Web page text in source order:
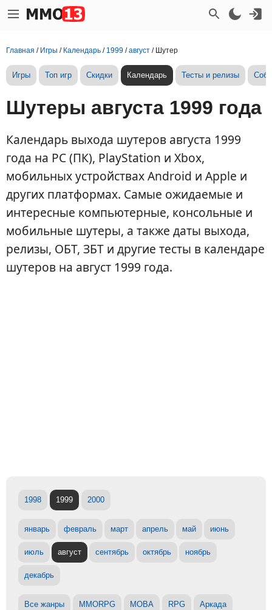
Главная / Игры / Календарь / 1999 /август / Шутер
Игры Топ игр Скидки Календарь Тесты и релизы
Шутеры августа 1999 года
Календарь выхода шутеров августа 1999
года на PC (ПК), PlayStation и Xbox,
мобильных устройствах Android и Apple и
других платформах. Самые ожидаемые и
интересные компьютерные, консольные и
мобильные шутеры, а также даты выхода,
релизы, ОБТ, ЗБТ и другие тесты в календаре
шутеров на август 1999 года.
1998 1999 2000
январь февраль март апрель май июнь
июль август сентябрь октябрь ноябрь
декабрь
Все жанры MMORPG MOBA RPG Аркада